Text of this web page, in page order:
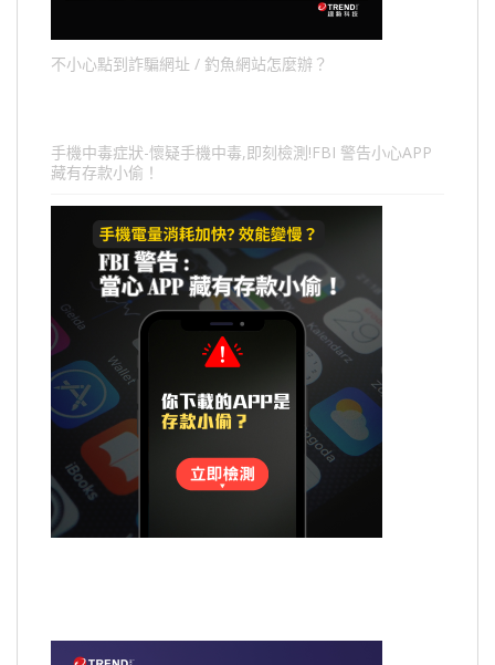
不小心點到詐騙網址 / 釣魚網站怎麼辦？
手機中毒症狀-懷疑手機中毒,即刻檢測!FBI 警告小心APP
藏有存款小偷！